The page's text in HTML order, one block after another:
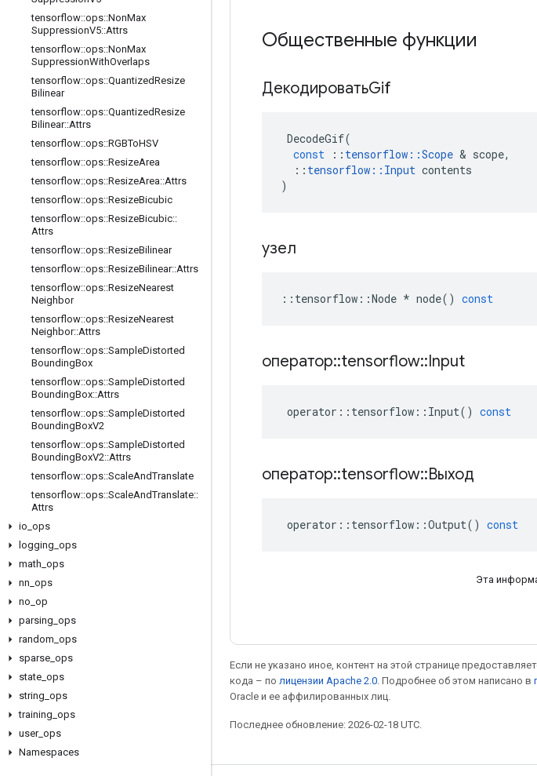
tensorflow::ops::NonMax
SuppressionV5::Attrs
tensorflow::ops::NonMax
SuppressionWithOverlaps
tensorflow::ops::QuantizedResize
Bilinear
tensorflow::ops::QuantizedResize
Bilinear::Attrs
tensorflow::ops::RGBToHSV
tensorflow::ops::ResizeArea
tensorflow::ops::ResizeArea::Attrs
tensorflow::ops::ResizeBicubic
tensorflow::ops::ResizeBicubic::
Attrs
tensorflow::ops::ResizeBilinear
tensorflow::ops::ResizeBilinear::Attrs
tensorflow::ops::ResizeNearest
Neighbor
tensorflow::ops::ResizeNearest
Neighbor::Attrs
tensorflow::ops::SampleDistorted
BoundingBox
tensorflow::ops::SampleDistorted
BoundingBox::Attrs
tensorflow::ops::SampleDistorted
BoundingBoxV2
tensorflow::ops::SampleDistorted
BoundingBoxV2::Attrs
tensorflow::ops::ScaleAndTranslate
tensorflow::ops::ScaleAndTranslate::
Attrs
io ops
logging ops
math ops
nn ops
no op
parsing ops
random ops
sparse ops
state ops
string ops
training ops
user_ ops
Namespaces
Общественные функции
ДекодироватьGif
DecodeGif(
const
:: tensorflow ::Scope & scope,
:: tensorflow :: Input contents
)
узел
:: tensorflow ::Node * node() const
оператор::tensorflow::Input
operator :: tensorflow :: Input() const
оператор::tensorflow::Выход
operator :: tensorflow ::Output() const
Эта
Если не указано иное, контент на этой странице
кода – по лицензии Apache 2.0 . Подробнее об этом написано в
Oracle и ее аффилированных лиц.
Последнее обновление: 2026-02-18 UTC.